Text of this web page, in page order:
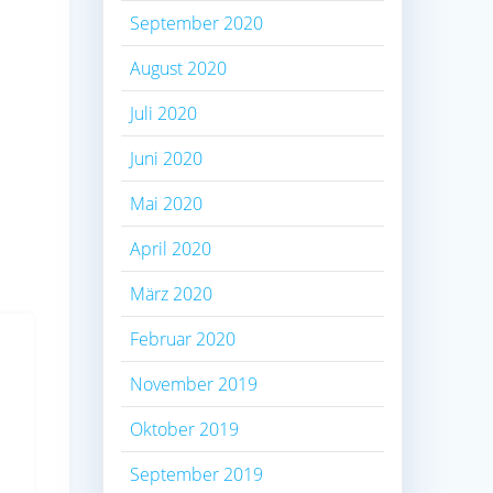
September 2020
August 2020
Juli 2020
Juni 2020
Mai 2020
April 2020
März 2020
Februar 2020
November 2019
Oktober 2019
September 2019